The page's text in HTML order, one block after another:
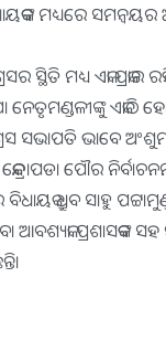
ମଧ୍ୟରେ
ମଧ୍ୟ ଏକା ପ୍ରକାର
ନେତୃମଣ୍ଡଳୀଙ୍କୁ
ସଭାପତି ଭାବେ
ପୌର
ଧ୍ରୁବ ସାହୁ
ପ୍ରଶାସକଙ୍କ ସହ